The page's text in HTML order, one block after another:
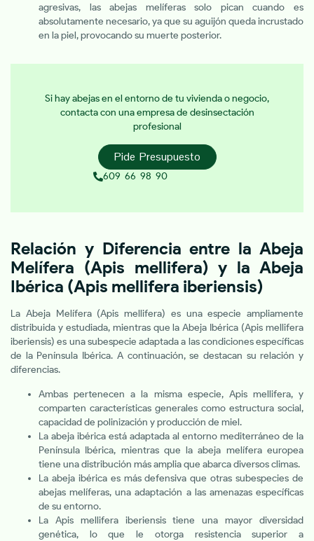
agresivas, las abejas melíferas solo pican cuando es
absolutamente necesario, ya que su aguijón queda incrustado
en la piel, provocando su muerte posterior.
Si hay abejas en el entorno de tu vivienda o negocio,
contacta con una empresa de desinsectación
profesional
Pide Presupuesto
609 66 98 90
Relación y Diferencia entre la Abeja
Melífera (Apis mellifera) y la Abeja
Ibérica (Apis mellifera iberiensis)
La Abeja Melífera (Apis mellifera) es una especie ampliamente
distribuida y estudiada, mientras que la Abeja Ibérica (Apis mellifera
iberiensis) es una subespecie adaptada a las condiciones específicas
de la Península Ibérica. A continuación, se destacan su relación y
diferencias.
Ambas pertenecen a la misma especie, Apis mellifera, y
comparten características generales como estructura social,
capacidad de polinización y producción de miel.
La abeja ibérica está adaptada al entorno mediterráneo de la
Península Ibérica, mientras que la abeja melífera europea
tiene una distribución más amplia que abarca diversos climas.
La abeja ibérica es más defensiva que otras subespecies de
abejas melíferas, una adaptación a las amenazas específicas
de su entorno.
La Apis mellifera iberiensis tiene una mayor diversidad
genética, lo que le otorga resistencia superior a